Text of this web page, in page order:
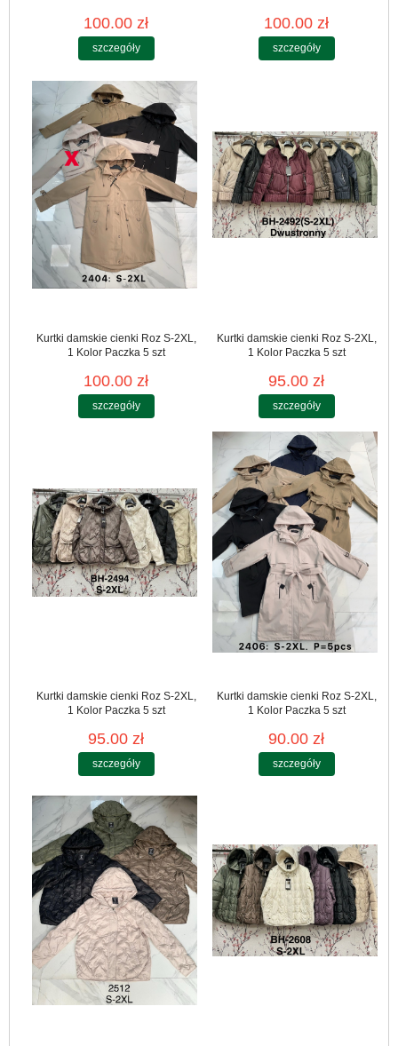
100.00 zł
szczegóły
100.00 zł
szczegóły
Kurtki damskie cienki Roz S-2XL,
1 Kolor Paczka 5 szt
100.00 zł
szczegóły
Kurtki damskie cienki Roz S-2XL,
1 Kolor Paczka 5 szt
95.00 zł
szczegóły
Kurtki damskie cienki Roz S-2XL,
1 Kolor Paczka 5 szt
95.00 zł
szczegóły
Kurtki damskie cienki Roz S-2XL,
1 Kolor Paczka 5 szt
90.00 zł
szczegóły